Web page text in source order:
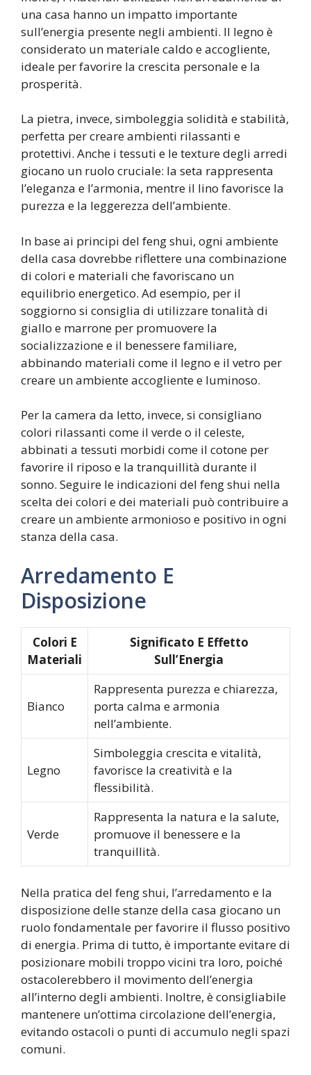
una casa hanno un impatto importante
sull’energia presente negli ambienti. Il legno è
considerato un materiale caldo e accogliente,
ideale per favorire la crescita personale e la
prosperità.
La pietra, invece, simboleggia solidità e stabilità,
perfetta per creare ambienti rilassanti e
protettivi. Anche i tessuti e le texture degli arredi
giocano un ruolo cruciale: la seta rappresenta
l’eleganza e l’armonia, mentre il lino favorisce la
purezza e la leggerezza dell’ambiente.
In base ai principi del feng shui, ogni ambiente
della casa dovrebbe riflettere una combinazione
di colori e materiali che favoriscano un
equilibrio energetico. Ad esempio, per il
soggiorno si consiglia di utilizzare tonalità di
giallo e marrone per promuovere la
socializzazione e il benessere familiare,
abbinando materiali come il legno e il vetro per
creare un ambiente accogliente e luminoso.
Per la camera da letto, invece, si consigliano
colori rilassanti come il verde o il celeste,
abbinati a tessuti morbidi come il cotone per
favorire il riposo e la tranquillità durante il
sonno. Seguire le indicazioni del feng shui nella
scelta dei colori e dei materiali può contribuire a
creare un ambiente armonioso e positivo in ogni
stanza della casa.
Arredamento E
Disposizione
Colori E
Materiali
Significato E Effetto
Sull’Energia
Bianco
Rappresenta purezza e chiarezza,
porta calma e armonia
nell’ambiente.
Legno
Simboleggia crescita e vitalità,
favorisce la creatività e la
flessibilità.
Verde
Rappresenta la natura e la salute,
promuove il benessere e la
tranquillità.
Nella pratica del feng shui, l’arredamento e la
disposizione delle stanze della casa giocano un
ruolo fondamentale per favorire il flusso positivo
di energia. Prima di tutto, è importante evitare di
posizionare mobili troppo vicini tra loro, poiché
ostacolerebbero il movimento dell’energia
all’interno degli ambienti. Inoltre, è consigliabile
mantenere un’ottima circolazione dell’energia,
evitando ostacoli o punti di accumulo negli spazi
comuni.